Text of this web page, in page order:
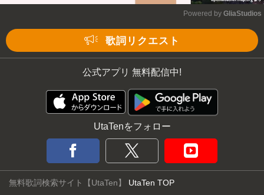
Powered by GliaStudios
歌詞リクエスト
公式アプリ 無料配信中!
UtaTenをフォロー
無料歌詞検索サイト【UtaTen】 UtaTen TOP